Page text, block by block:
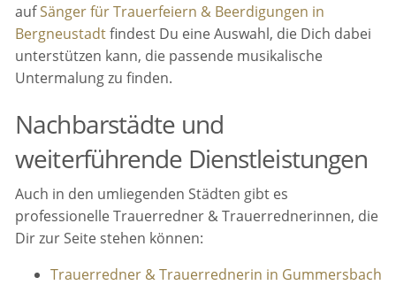
aufSänger für Trauerfeiern & Beerdigungen in
Bergneustadtfindest Du eine Auswahl, die Dich dabei
unterstützen kann, die passende musikalische
Untermalung zu finden.
Nachbarstädte und
weiterführende Dienstleistungen
Auch in den umliegenden Städten gibt es
professionelle Trauerredner & Trauerrednerinnen, die
Dir zur Seite stehen können:
Trauerredner & Trauerrednerin in Gummersbach